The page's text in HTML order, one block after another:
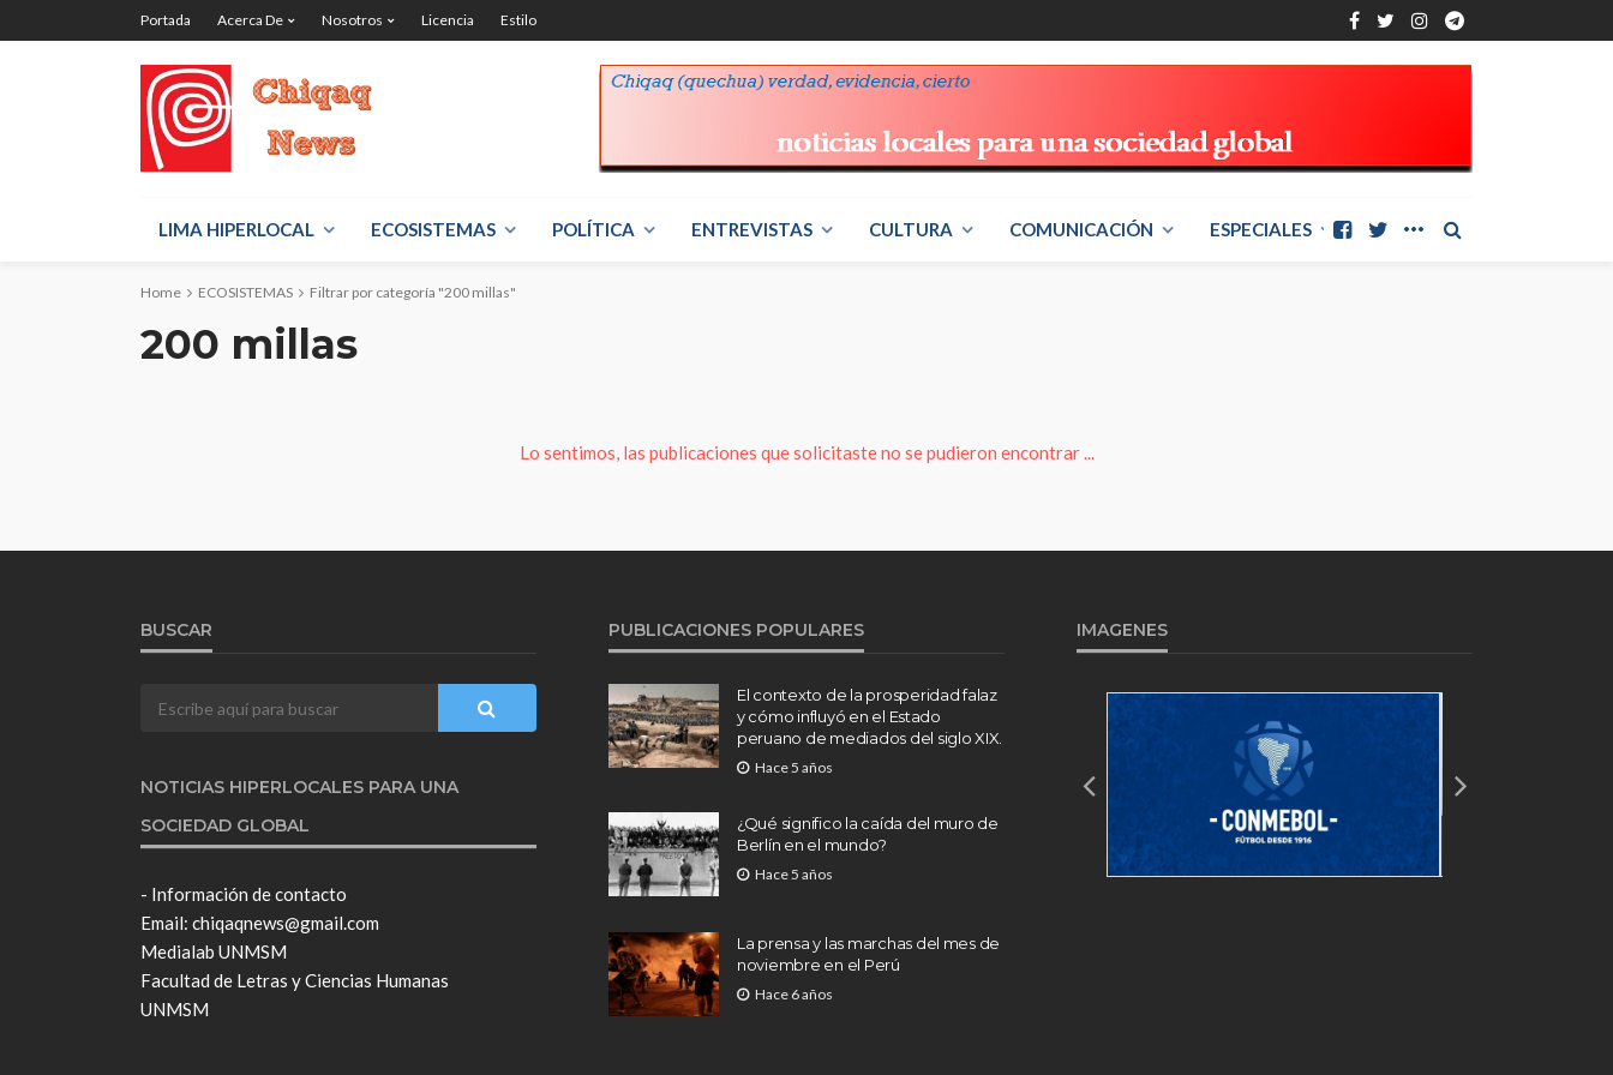
Portada Acerca De Nosotros Licencia Estilo
LIMA HIPERLOCAL ECOSISTEMAS POLÍTICA ENTREVISTAS CULTURA COMUNICACIÓN ESPECIALES
Home ECOSISTEMAS Filtrar por categoría "200 millas"
200 millas
Lo sentimos, las publicaciones que solicitaste no se pudieron encontrar ...
BUSCAR
NOTICIAS HIPERLOCALES PARA UNA
SOCIEDAD GLOBAL
- Información de contacto
Email: chiqaqnews@gmail.com
Medialab UNMSM
Facultad de Letras y Ciencias Humanas
UNMSM
PUBLICACIONES POPULARES
El contexto de la prosperidad falaz
y cómo influyó en el Estado
peruano de mediados del siglo XIX.
Hace 5 años
¿Qué significo la caída del muro de
Berlín en el mundo?
Hace 5 años
La prensa y las marchas del mes de
noviembre en el Perú
Hace 6 años
IMAGENES